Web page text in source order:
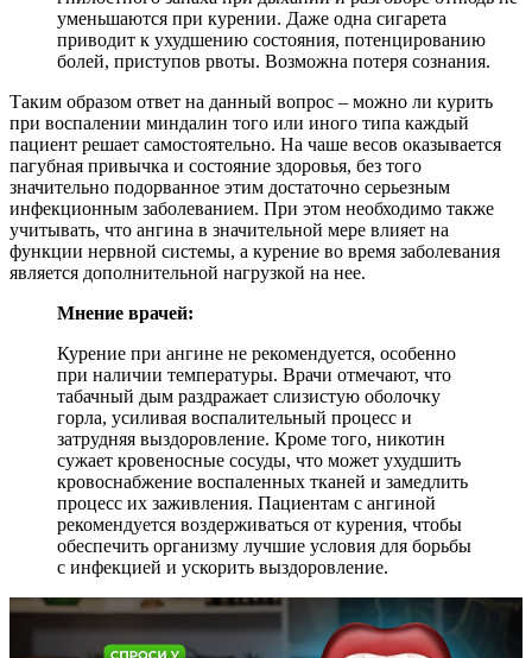
уменьшаются при курении. Даже одна сигарета
приводит к ухудшению состояния, потенцированию
болей, приступов рвоты. Возможна потеря сознания.
Таким образом ответ на данный вопрос – можно ли курить
при воспалении миндалин того или иного типа каждый
пациент решает самостоятельно. На чаше весов оказывается
пагубная привычка и состояние здоровья, без того
значительно подорванное этим достаточно серьезным
инфекционным заболеванием. При этом необходимо также
учитывать, что ангина в значительной мере влияет на
функции нервной системы, а курение во время заболевания
является дополнительной нагрузкой на нее.
Мнение врачей:
Курение при ангине не рекомендуется, особенно
при наличии температуры. Врачи отмечают, что
табачный дым раздражает слизистую оболочку
горла, усиливая воспалительный процесс и
затрудняя выздоровление. Кроме того, никотин
сужает кровеносные сосуды, что может ухудшить
кровоснабжение воспаленных тканей и замедлить
процесс их заживления. Пациентам с ангиной
рекомендуется воздерживаться от курения, чтобы
обеспечить организму лучшие условия для борьбы
с инфекцией и ускорить выздоровление.